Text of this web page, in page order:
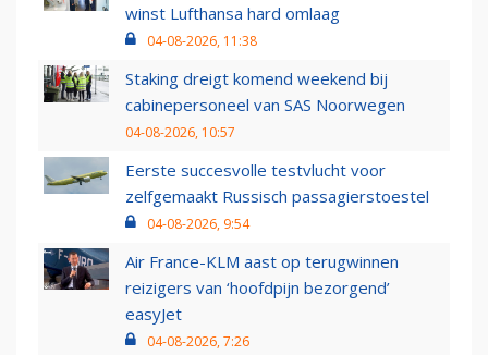
winst Lufthansa hard omlaag
04-08-2026, 11:38
Staking dreigt komend weekend bij
cabinepersoneel van SAS Noorwegen
04-08-2026, 10:57
Eerste succesvolle testvlucht voor
zelfgemaakt Russisch passagierstoestel
04-08-2026, 9:54
Air France-KLM aast op terugwinnen
reizigers van ‘hoofdpijn bezorgend’
easyJet
04-08-2026, 7:26